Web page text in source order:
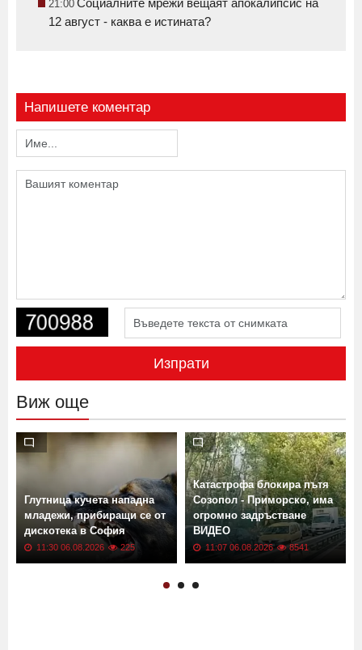
21:00
12 август - каква е истината?
Напишете коментар
Изпрати
Виж още
Глутница кучета нападна
младежи, прибиращи се от
дискотека в София
11:30 06.08.2026 225
Катастрофа блокира пътя
Созопол - Приморско, има
огромно задръстване
ВИДЕО
11:07 06.08.2026 8541